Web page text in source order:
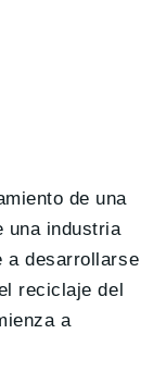
de una
una industria
a desarrollarse
reciclaje del
a